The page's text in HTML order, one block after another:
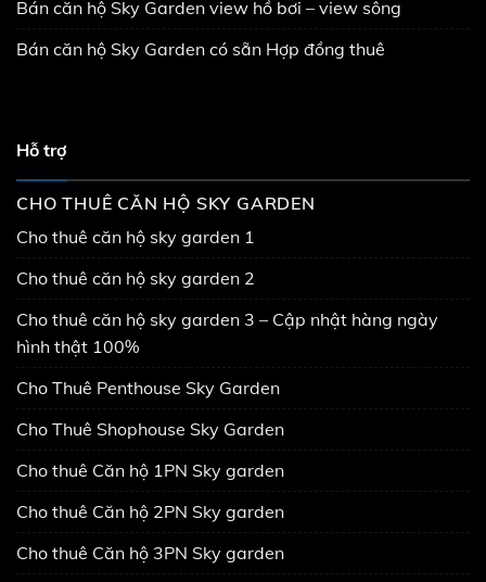
Bán căn hộ Sky Garden view hồ bơi – view sông
Bán căn hộ Sky Garden có sẵn Hợp đồng thuê
Hỗ trợ
CHO THUÊ CĂN HỘ SKY GARDEN
Cho thuê căn hộ sky garden 1
Cho thuê căn hộ sky garden 2
Cho thuê căn hộ sky garden 3 – Cập nhật hàng ngày
hình thật 100%
Cho Thuê Penthouse Sky Garden
Cho Thuê Shophouse Sky Garden
Cho thuê Căn hộ 1PN Sky garden
Cho thuê Căn hộ 2PN Sky garden
Cho thuê Căn hộ 3PN Sky garden